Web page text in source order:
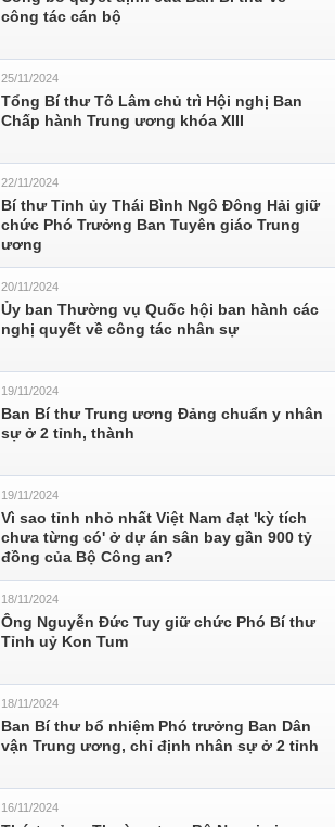
công tác cán bộ
25/11/2024
Tổng Bí thư Tô Lâm chủ trì Hội nghị Ban
Chấp hành Trung ương khóa XIII
22/11/2024
Bí thư Tỉnh ủy Thái Bình Ngô Đông Hải giữ
chức Phó Trưởng Ban Tuyên giáo Trung
ương
20/11/2024
Ủy ban Thường vụ Quốc hội ban hành các
nghị quyết về công tác nhân sự
19/11/2024
Ban Bí thư Trung ương Đảng chuẩn y nhân
sự ở 2 tỉnh, thành
19/11/2024
Vì sao tỉnh nhỏ nhất Việt Nam đạt 'kỳ tích
chưa từng có' ở dự án sân bay gần 900 tỷ
đồng của Bộ Công an?
18/11/2024
Ông Nguyễn Đức Tuy giữ chức Phó Bí thư
Tỉnh uỷ Kon Tum
18/11/2024
Ban Bí thư bổ nhiệm Phó trưởng Ban Dân
vận Trung ương, chỉ định nhân sự ở 2 tỉnh
16/11/2024